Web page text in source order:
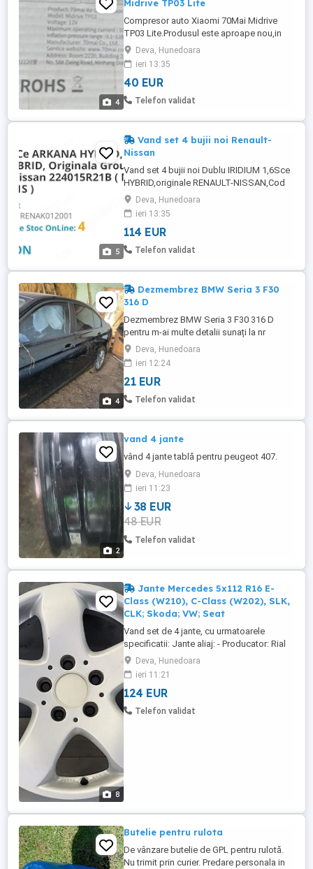
4
Midrive TP03 Lite
Compresor auto Xiaomi 70Mai Midrive
TP03 Lite.Produsul este aproape nou,in
stare perfecta.
Deva, Hunedoara
ieri 13:35
40 EUR
Telefon validat
5
Vand set 4 bujii noi Renault-
Nissan
Vand set 4 bujii noi Dublu IRIDIUM 1,6Sce
HYBRID,originale RENAULT-NISSAN,Cod
224015R21B (NGK 1LKA6K11S)
Deva, Hunedoara
ieri 13:35
114 EUR
Telefon validat
4
Dezmembrez BMW Seria 3 F30
316 D
Dezmembrez BMW Seria 3 F30 316 D
pentru m-ai multe detalii sunați la nr
0785562982
Deva, Hunedoara
ieri 12:24
21 EUR
Telefon validat
2
vand 4 jante
vând 4 jante tablă pentru peugeot 407.
Deva, Hunedoara
ieri 11:23
38 EUR
48 EUR
Telefon validat
8
Jante Mercedes 5x112 R16 E-
Class (W210), C-Class (W202), SLK,
CLK; Skoda; VW; Seat
Vand set de 4 jante, cu urmatoarele
specificatii: Jante aliaj: - Producator: Rial
(original cu stanta producator) - Cod
produs: KBA 45369 - Dimensiune janta: 16"
- Distanta prezoane: 5x112 - ET/IS/Offset:
35 - Latime: 7.5J - Gaura butuc: 66.6 mm
Jantele se potrivesc pe urmatoarele
Deva, Hunedoara
ieri 11:21
124 EUR
Telefon validat
Butelie pentru rulota
De vânzare butelie de GPL pentru rulotă.
Nu trimit prin curier. Predare personala in